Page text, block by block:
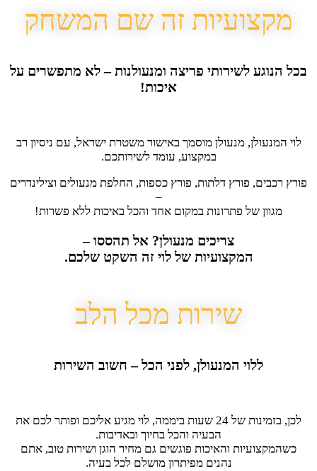
מקצועיות זה שם המשחק
בכל הנוגע לשירותי פריצה ומנעולנות – לא מתפשרים על
איכות!
לוי המנעולן, מנעולן מוסמך באישור משטרת ישראל, עם ניסיון רב
במקצוע, עומד לשירותכם.
פורץ רכבים, פורץ דלתות, פורץ כספות, החלפת מנעולים וצילינדרים
–
מגוון של פתרונות במקום אחד והכל באיכות ללא פשרות!
צריכים מנעולן? אל תהססו –
המקצועיות של לוי זה השקט שלכם.
שירות מכל הלב
ללוי המנעולן, לפני הכל – חשוב השירות
לכן, בזמינות של 24 שעות ביממה, לוי מגיע אליכם ופותר לכם את
הבעיה והכל בחיוך ובאדיבות.
כשהמקצועיות והאיכות פוגשים גם מחיר הוגן ושירות טוב, אתם
נהנים מפיתרון מושלם לכל בעיה.